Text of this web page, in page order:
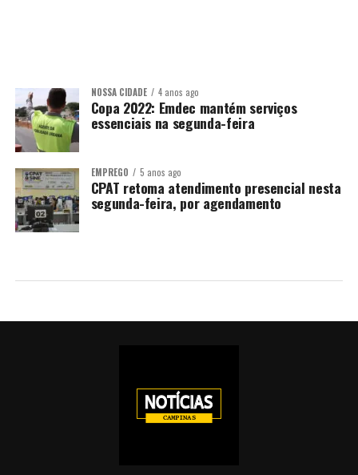
NOSSA CIDADE 4 anos ago
Copa 2022: Emdec mantém serviços
essenciais na segunda-feira
EMPREGO 5 anos ago
CPAT retoma atendimento presencial nesta
segunda-feira, por agendamento